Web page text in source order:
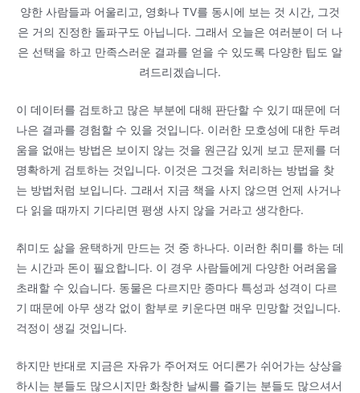
양한 사람들과 어울리고, 영화나 TV를 동시에 보는 것 시간, 그것
은 거의 진정한 돌파구도 아닙니다. 그래서 오늘은 여러분이 더 나
은 선택을 하고 만족스러운 결과를 얻을 수 있도록 다양한 팁도 알
려드리겠습니다.
이 데이터를 검토하고 많은 부분에 대해 판단할 수 있기 때문에 더
나은 결과를 경험할 수 있을 것입니다. 이러한 모호성에 대한 두려
움을 없애는 방법은 보이지 않는 것을 원근감 있게 보고 문제를 더
명확하게 검토하는 것입니다. 이것은 그것을 처리하는 방법을 찾
는 방법처럼 보입니다. 그래서 지금 책을 사지 않으면 언제 사거나
다 읽을 때까지 기다리면 평생 사지 않을 거라고 생각한다.
취미도 삶을 윤택하게 만드는 것 중 하나다. 이러한 취미를 하는 데
는 시간과 돈이 필요합니다. 이 경우 사람들에게 다양한 어려움을
초래할 수 있습니다. 동물은 다르지만 종마다 특성과 성격이 다르
기 때문에 아무 생각 없이 함부로 키운다면 매우 민망할 것입니다.
걱정이 생길 것입니다.
하지만 반대로 지금은 자유가 주어져도 어디론가 쉬어가는 상상을
하시는 분들도 많으시지만 화창한 날씨를 즐기는 분들도 많으셔서